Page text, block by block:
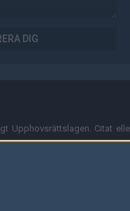
DIG
Upphovsrättslagen. Citat
och överensstämmer
sajten kan du skicka iväg